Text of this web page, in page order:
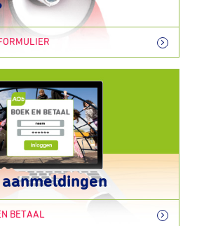
BETAAL